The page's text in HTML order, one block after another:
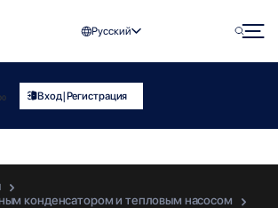
Русский
Вход|Регистрация
конденсатором и тепловым насосом